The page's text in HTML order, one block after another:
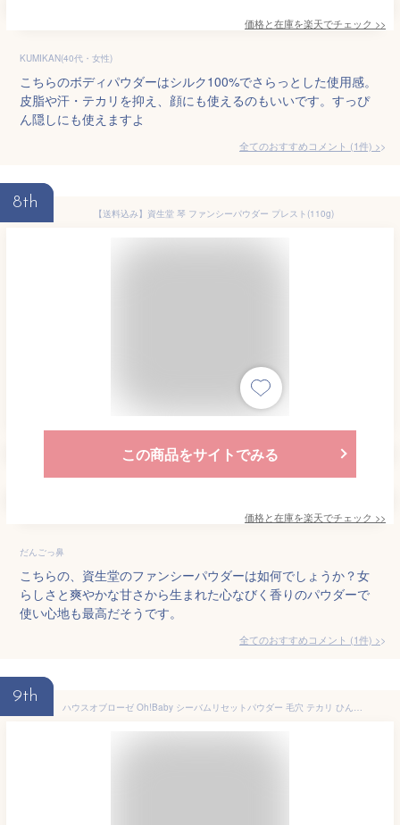
価格と在庫を楽天でチェック >>
KUMIKAN(40代・女性)
こちらのボディパウダーはシルク100%でさらっとした使用感。
皮脂や汗・テカリを抑え、顔にも使えるのもいいです。すっぴ
ん隠しにも使えますよ
全てのおすすめコメント (1件) >
8th
【送料込み】資生堂 琴 ファンシーパウダー プレスト(110g)
この商品をサイトでみる
価格と在庫を楽天でチェック >>
だんごっ鼻
こちらの、資生堂のファンシーパウダーは如何でしょうか？女
らしさと爽やかな甘さから生まれた心なびく香りのパウダーで
使い心地も最高だそうです。
全てのおすすめコメント (1件) >
9th
ハウスオブローゼ Oh!Baby シーバムリセットパウダー 毛穴 テカリ ひんやり 温泉水成分配合 6g